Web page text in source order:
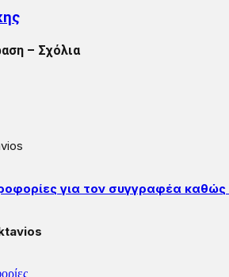
– Σχόλια
για τον συγγραφέα